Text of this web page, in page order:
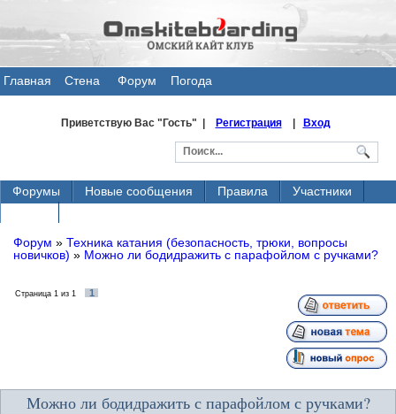
Главная
Стена
Форум Погода
Приветствую Вас"Гость" | Регистрация| Вход
Форумы Новые сообщения Правила
Участники
Форум » Техника катания (безопасность, трюки, вопросы
новичков) » Можно ли бодидражить с парафойлом с ручками?
Страница 1 из 1 1
Можно ли бодидражить с парафойлом с ручками?